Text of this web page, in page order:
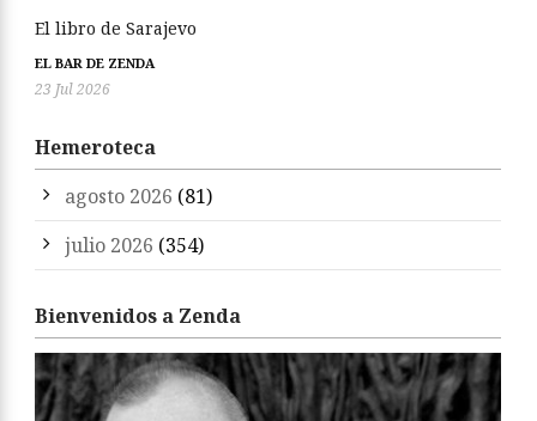
El libro de Sarajevo
EL BAR DE ZENDA
23 Jul 2026
Hemeroteca
agosto 2026 (81)
julio 2026 (354)
Bienvenidos a Zenda